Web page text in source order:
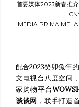
首要媒体2023新春推
MEDIA PRIMA
配合2023癸卯兔年
文电视台八度空间
家购物平台
谈谈网 ，联手打造